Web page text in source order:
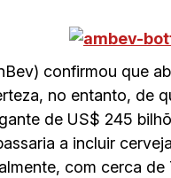
confirmou que
no entanto, de
de US$ 245
a incluir
com cerca